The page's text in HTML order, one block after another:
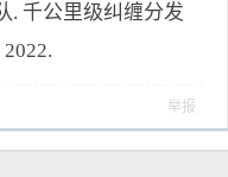
. 千公里级纠缠分发
举报